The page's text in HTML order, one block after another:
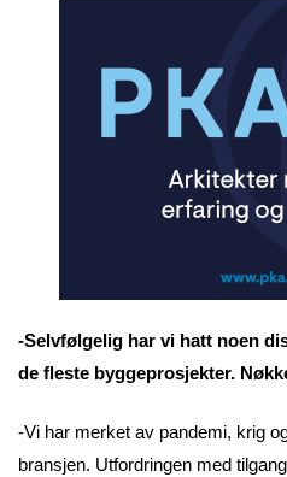
-Selvfølgelig har vi hatt noen
de fleste byggeprosjekter.
-Vi har merket av pandemi, krig
bransjen. Utfordringen med